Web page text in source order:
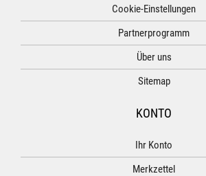
Cookie-Einstellungen
Partnerprogramm
Über uns
Sitemap
KONTO
Ihr Konto
Merkzettel